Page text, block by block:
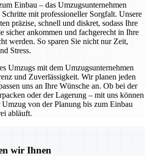
Einbau – das Umzugsunternehmen
mit professioneller Sorgfalt. Unsere
präzise, schnell und diskret, sodass Ihre
sicher ankommen und fachgerecht in Ihre
werden. So sparen Sie nicht nur Zeit,
Stress.
Umzugs mit dem Umzugsunternehmen
und Zuverlässigkeit. Wir planen jeden
uns an Ihre Wünsche an. Ob bei der
oder der Lagerung – mit uns können
Umzug von der Planung bis zum Einbau
abläuft.
wir Ihnen